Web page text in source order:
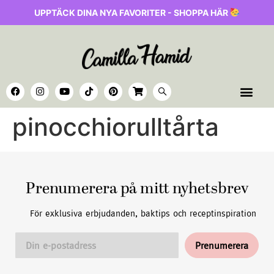
UPPTÄCK DINA NYA FAVORITER - SHOPPA HÄR
pinocchiorulltårta
Prenumerera på mitt nyhetsbrev
För exklusiva erbjudanden, baktips och receptinspiration